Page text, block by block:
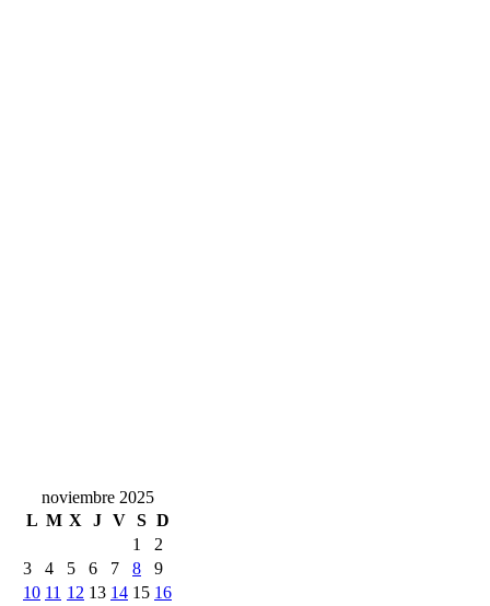
noviembre 2025
L M X J V S D
1
2
3
4 5 6 7 8
9
10 11 12 13 14 15 16